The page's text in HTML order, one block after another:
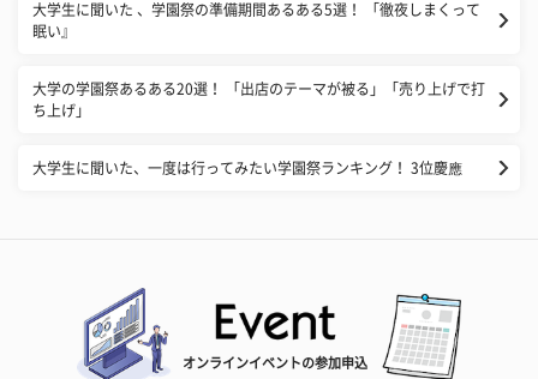
大学生に聞いた 、学園祭の準備期間あるある5選！ 「徹夜しまくって
眠い』
大学の学園祭あるある20選！ 「出店のテーマが被る」「売り上げで打
ち上げ」
大学生に聞いた、一度は行ってみたい学園祭ランキング！ 3位慶應
オンラインイベントの参加申込